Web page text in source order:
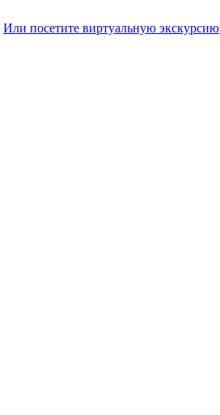
Или посетите виртуальную экскурсию